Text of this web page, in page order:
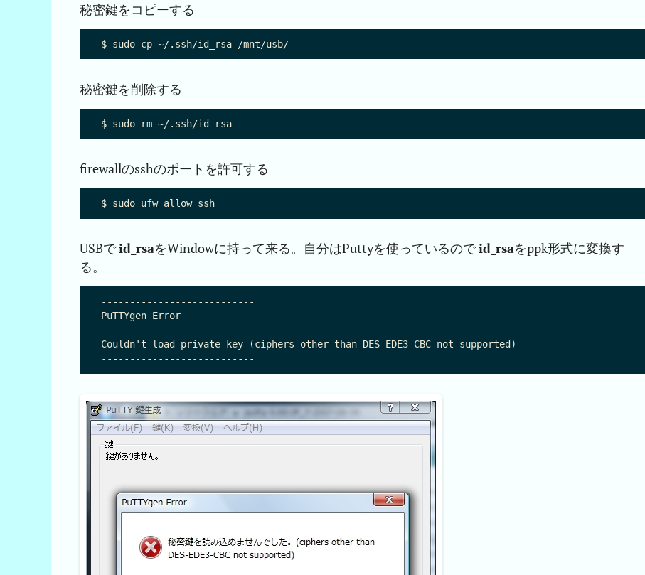
秘密鍵をコピーする
秘密鍵を削除する
firewallのsshのポートを許可する
USBでid_rsaをWindowに持って来る。自分はPuttyを使っているのでid_rsaをppk形式に変換す
る。
---------------------------
PuTTYgen Error
---------------------------
Couldn't load private key (ciphers other than DES-EDE3-CBC not supported)